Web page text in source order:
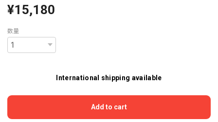
¥15,180
数量
International shipping available
Add to cart